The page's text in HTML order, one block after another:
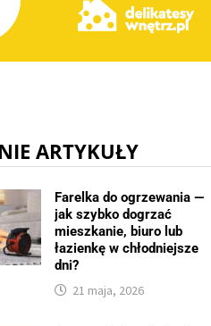
ARTYKUŁY
Farelka do ogrzewania —
jak szybko dogrzać
mieszkanie, biuro lub
łazienkę w chłodniejsze
dni?
21 maja, 2026